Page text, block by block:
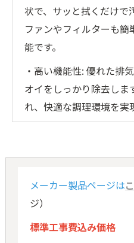
状で、サッと拭くだけで
ファンやフィルターも
能です。
・高い機能性: 優れた排
オイをしっかり除去しま
れ、快適な調理環境を実
メーカー製品ページは
ジ）
標準工事費込み価格